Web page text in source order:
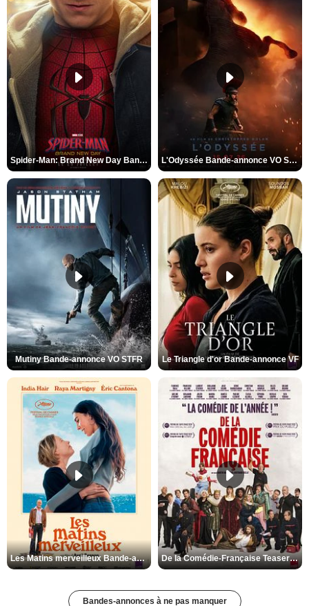
Spider-Man: Brand New Day Bande-annonce VO STFR L'Odyssée Bande-annonce VO STFR
Mutiny Bande-annonce VO STFR Le Triangle d'or Bande-annonce VF
Les Matins merveilleux Bande-annonce VF De la Comédie-Française Teaser VF
Bandes-annonces à ne pas manquer